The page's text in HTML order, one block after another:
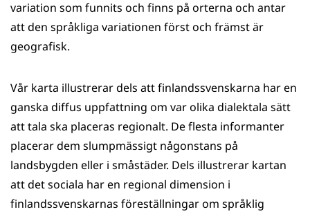
variation som funnits och finns på orterna och antar
att den språkliga variationen först och främst är
geografisk.
Vår karta illustrerar dels att finlandssvenskarna har en
ganska diffus uppfattning om var olika dialektala sätt
att tala ska placeras regionalt. De flesta informanter
placerar dem slumpmässigt någonstans på
landsbygden eller i småstäder. Dels illustrerar kartan
att det sociala har en regional dimension i
finlandssvenskarnas föreställningar om språklig